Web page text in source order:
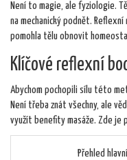
Není to magie, ale fyziologie.
na mechanický podnět.
pomohla tělu obnovit
Klíčové reflexní
Abychom pochopili sílu této
Není třeba znát všechny, ale
využít benefity masáže. Zde je
Přehled